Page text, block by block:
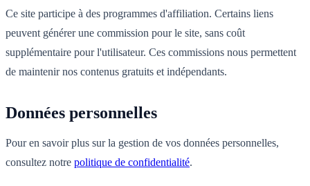
Ce site participe à des programmes d'affiliation. Certains liens
peuvent générer une commission pour le site, sans coût
supplémentaire pour l'utilisateur. Ces commissions nous permettent
de maintenir nos contenus gratuits et indépendants.
Données personnelles
Pour en savoir plus sur la gestion de vos données personnelles,
consultez notre politique de confidentialité.